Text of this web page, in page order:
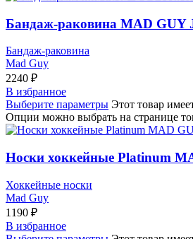
Бандаж-раковина MAD GUY
Бандаж-раковина
Mad Guy
2240 ₽
В избранное
Выберите параметры Этот товар
Опции можно выбрать на странице
Носки хоккейные Platinum
Хоккейные носки
Mad Guy
1190 ₽
В избранное